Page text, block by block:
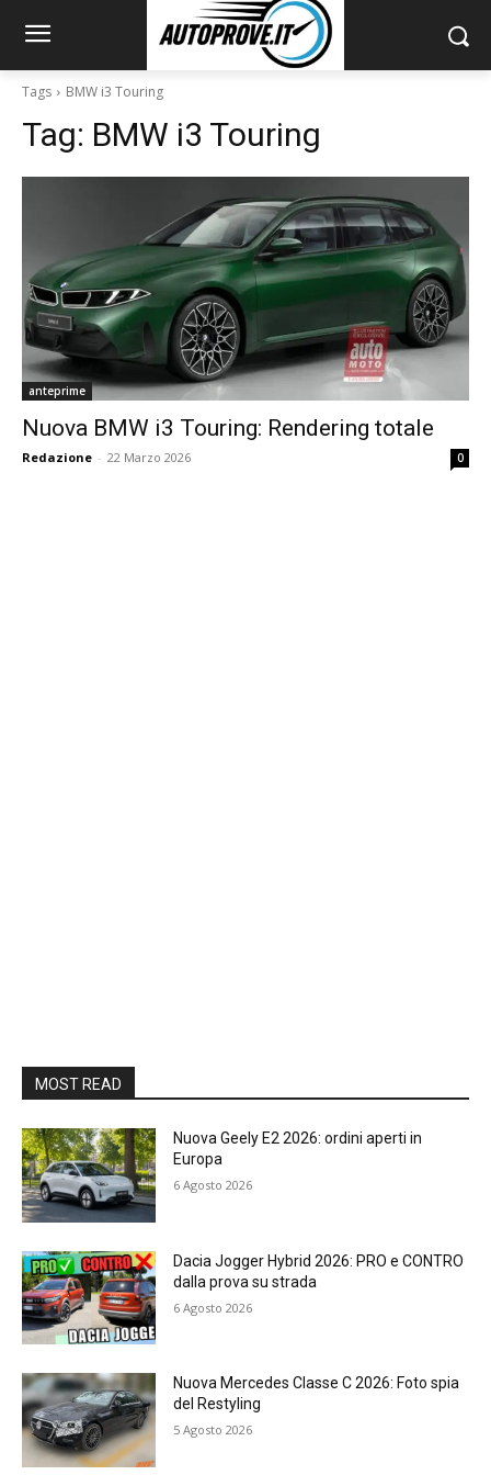
Tags BMW i3 Touring
Tag: BMW i3 Touring
anteprime
Nuova BMW i3 Touring: Rendering totale
Redazione - 22 Marzo 2026 0
MOST READ
Nuova Geely E2 2026: ordini aperti in
Europa
6 Agosto 2026
Dacia Jogger Hybrid 2026: PRO e CONTRO
dalla prova su strada
6 Agosto 2026
Nuova Mercedes Classe C 2026: Foto spia
del Restyling
5 Agosto 2026